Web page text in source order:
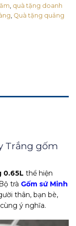
quà tặng doanh
Quà tặng quảng
Trắng gốm
0.65L thể hiện
trà Gốm sứ Minh
thân, bạn bè,
ý nghĩa.